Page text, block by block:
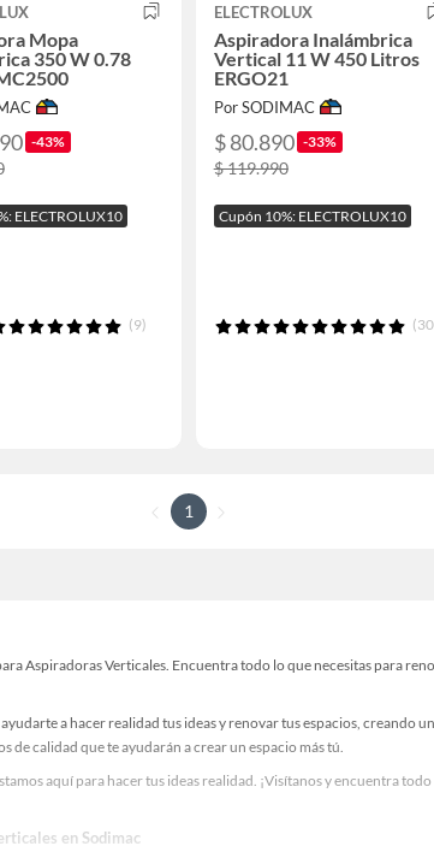
Mopa
350 W 0.78
-43%
ELECTROLUX10
(9)
ELECTROLUX
Aspiradora Inalámbrica
Vertical 11 W 450 Litros
ERGO21
Por SODIMAC
$ 80.890 -33%
$ 119.990
Cupón 10%: ELECTROLUX10
1
Aspiradoras Verticales. Encuentra todo lo que necesitas para
a hacer realidad tus ideas y renovar tus espacios, creando
calidad que te ayudarán a crear un espacio más tú.
aquí para hacer tus ideas realidad. ¡Visítanos y encuentra
en Sodimac